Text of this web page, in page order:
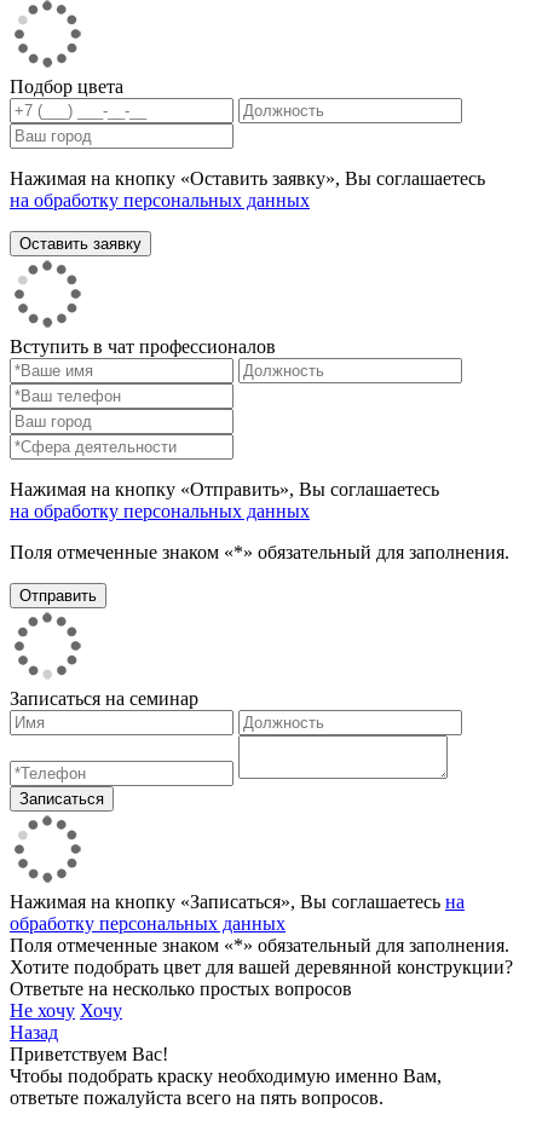
Подбор цвета
Нажимая на кнопку «Оставить заявку», Вы соглашаетесь
на обработку персональных данных
Вступить в чат профессионалов
Нажимая на кнопку «Отправить», Вы соглашаетесь
на обработку персональных данных
Поля отмеченные знаком «*» обязательный для заполнения.
Записаться на семинар
Нажимая на кнопку «Записаться», Вы соглашаетесь на
обработку персональных данных
Поля отмеченные знаком «*» обязательный для заполнения.
Хотите подобрать цвет для вашей деревянной конструкции?
Ответьте на несколько простых вопросов
Не хочу Хочу
Назад
Приветствуем Вас!
Чтобы подобрать краску необходимую именно Вам,
ответьте пожалуйста всего на пять вопросов.